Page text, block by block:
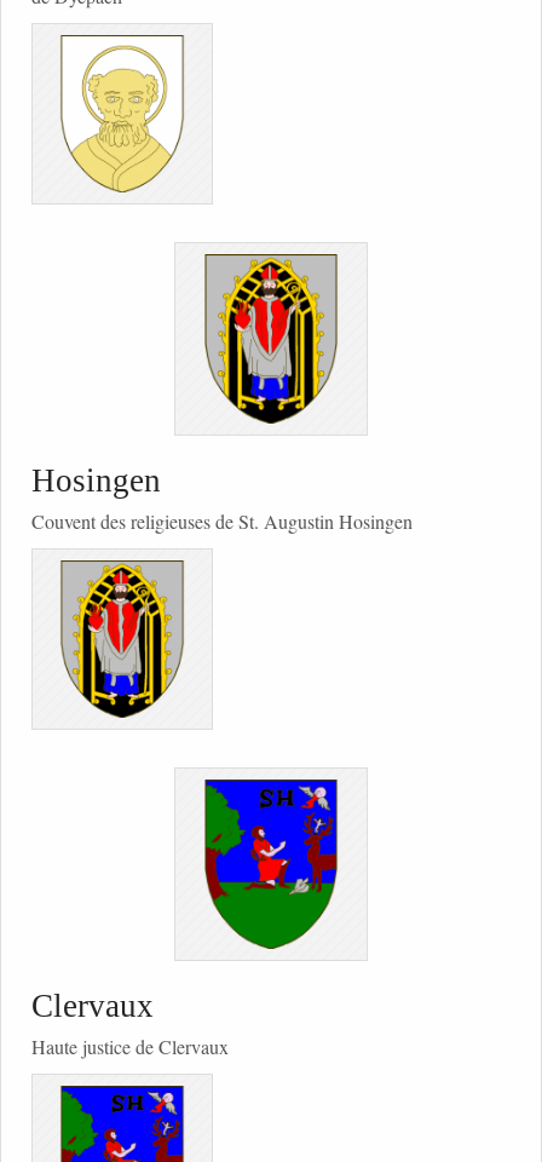
Hosingen
Couvent des religieuses de St. Augustin Hosingen
Clervaux
Haute justice de Clervaux